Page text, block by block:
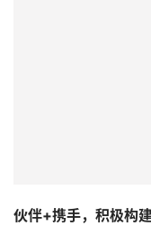
伙伴+携手，积极构